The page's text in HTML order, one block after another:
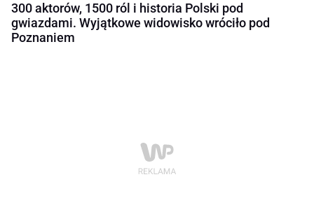
300 aktorów, 1500 ról i historia Polski pod
gwiazdami. Wyjątkowe widowisko wróciło pod
Poznaniem